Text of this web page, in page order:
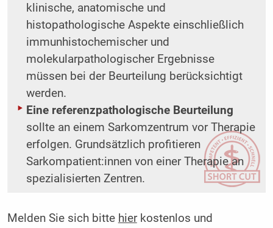
klinische, anatomische und
histopathologische Aspekte einschließlich
immunhistochemischer und
molekularpathologischer Ergebnisse
müssen bei der Beurteilung berücksichtigt
werden.
Eine referenzpathologische Beurteilung
sollte an einem Sarkomzentrum vor Therapie
erfolgen. Grundsätzlich profitieren
Sarkompatient:innen von einer Therapie an
spezialisierten Zentren.
Melden Sie sich bitte hierkostenlos und